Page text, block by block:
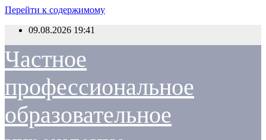
Перейти к содержимому
09.08.2026 19:41
Частное
профессиональное
образовательное